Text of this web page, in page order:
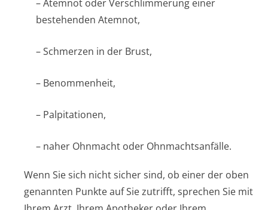
– Atemnot oder Verschlimmerung einer
bestehenden Atemnot,
– Schmerzen in der Brust,
– Benommenheit,
– Palpitationen,
– naher Ohnmacht oder Ohnmachtsanfälle.
Wenn Sie sich nicht sicher sind, ob einer der oben
genannten Punkte auf Sie zutrifft, sprechen Sie mit